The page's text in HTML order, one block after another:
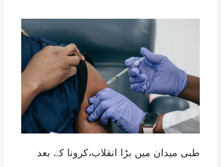
طبی میدان میں بڑا انقلاب،کرونا کے بعد